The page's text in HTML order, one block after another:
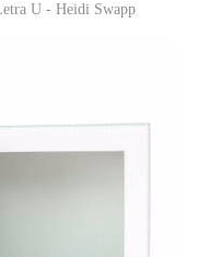
U - Heidi Swapp